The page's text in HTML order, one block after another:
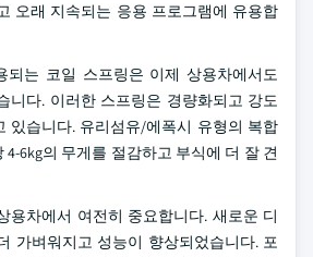
오래 지속되는 응용 프로그램에 유용합
되는 코일 스프링은 이제 상용차에서도
니다. 이러한 스프링은 경량화되고 강도
있습니다. 유리섬유/에폭시 유형의 복합
6kg의 무게를 절감하고 부식에 더 잘 견
용차에서 여전히 중요합니다. 새로운 디
가벼워지고 성능이 향상되었습니다. 포